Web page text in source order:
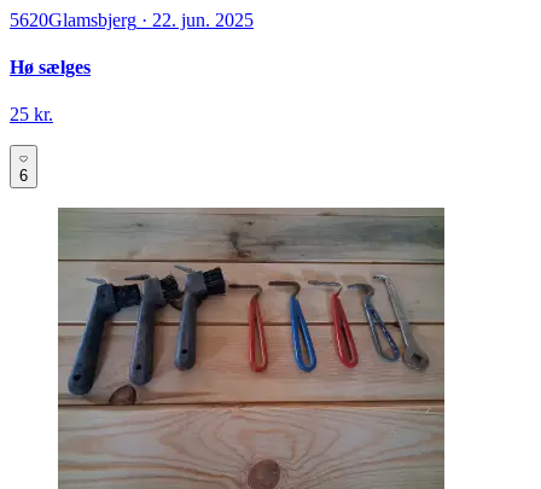
5620Glamsbjerg · 22. jun. 2025
Hø sælges
25 kr.
6